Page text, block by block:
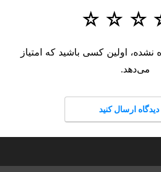
☆
☆
☆
نشده، اولین کسی باشید که امتیاز
می‌دهد.
ارسال کنید